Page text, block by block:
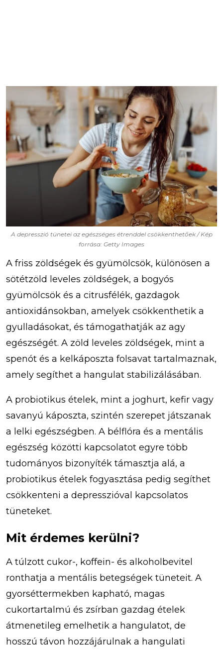
A depresszió tünetei az egészséges étrenddel csökkenthetőek / Kép
forrása: Getty Images
A friss zöldségek és gyümölcsök, különösen a
sötétzöld leveles zöldségek, a bogyós
gyümölcsök és a citrusfélék, gazdagok
antioxidánsokban, amelyek csökkenthetik a
gyulladásokat, és támogathatják az agy
egészségét. A zöld leveles zöldségek, mint a
spenót és a kelkáposzta folsavat tartalmaznak,
amely segíthet a hangulat stabilizálásában.
A probiotikus ételek, mint a joghurt, kefir vagy
savanyú káposzta, szintén szerepet játszanak
a lelki egészségben. A bélflóra és a mentális
egészség közötti kapcsolatot egyre több
tudományos bizonyíték támasztja alá, a
probiotikus ételek fogyasztása pedig segíthet
csökkenteni a depresszióval kapcsolatos
tüneteket.
Mit érdemes kerülni?
A túlzott cukor-, koffein- és alkoholbevitel
ronthatja a mentális betegségek tüneteit. A
gyorséttermekben kapható, magas
cukortartalmú és zsírban gazdag ételek
átmenetileg emelhetik a hangulatot, de
hosszú távon hozzájárulnak a hangulati